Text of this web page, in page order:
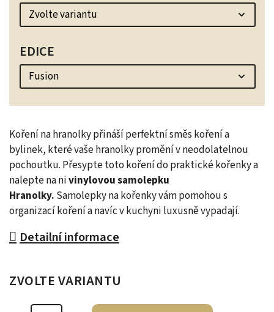
Koření na hranolky přináší perfektní směs koření a
bylinek, které vaše hranolky promění v neodolatelnou
pochoutku. Přesypte toto koření do praktické kořenky a
nalepte na nivinylovou samolepku
Hranolky. Samolepky na kořenky vám pomohou s
organizací koření a navíc v kuchyni luxusně vypadají.
Detailní informace
EDICE
ZVOLTE VARIANTU